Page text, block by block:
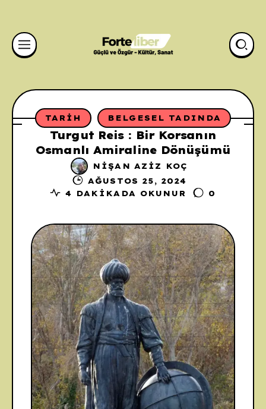
TARIH BELGESEL TADINDA
Turgut Reis : Bir Korsanın
Osmanlı Amiraline Dönüşümü
NIŞAN AZIZ KOÇ
AĞUSTOS 25, 2024
4 DAKIKADA OKUNUR
0